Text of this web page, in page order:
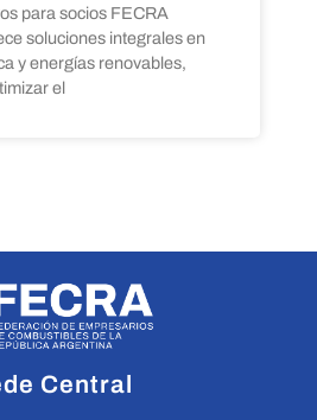
para socios FECRA
soluciones integrales en
y energías renovables,
el
Central